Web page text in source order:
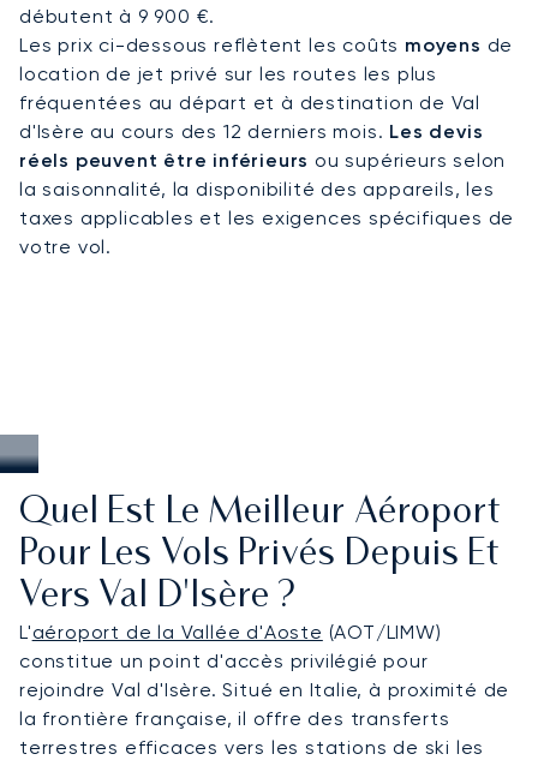
débutent à 9 900 €.
Les prix ci-dessous reflètent les coûts moyens de
location de jet privé sur les routes les plus
fréquentées au départ et à destination de Val
d'Isère au cours des 12 derniers mois. Les devis
réels peuvent être inférieurs ou supérieurs selon
la saisonnalité, la disponibilité des appareils, les
taxes applicables et les exigences spécifiques de
votre vol.
Quel Est Le Meilleur Aéroport
Pour Les Vols Privés Depuis Et
Vers Val D'Isère ?
L'aéroport de la Vallée d'Aoste (AOT/LIMW)
constitue un point d'accès privilégié pour
rejoindre Val d'Isère. Situé en Italie, à proximité de
la frontière française, il offre des transferts
terrestres efficaces vers les stations de ski les